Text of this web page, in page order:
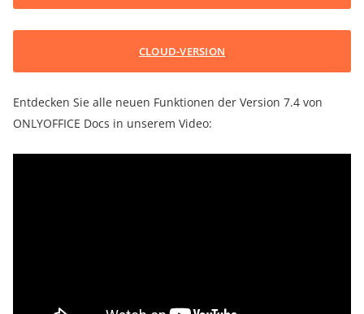
CLOUD-VERSION
Entdecken Sie alle neuen Funktionen der Version 7.4 von
ONLYOFFICE Docs in unserem Video: